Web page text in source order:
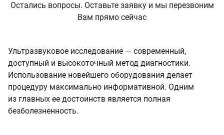
Ультразвуковое исследование — современный,
доступный и высокоточный метод диагностики.
Использование новейшего оборудования делает
процедуру максимально информативной. Одним
из главных ее достоинств является полная
безболезненность.
Остались вопросы. Оставьте заявку и мы перезвоним
Вам прямо сейчас